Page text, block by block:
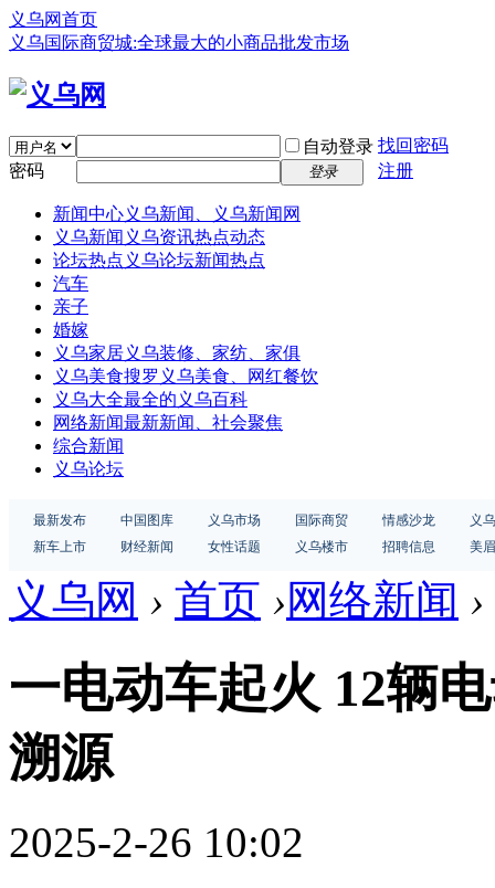
义乌网首页
义乌国际商贸城:全球最大的小商品批发市场
自动登录 找回密码
密码
登录 注册
新闻中心义乌新闻、义乌新闻网
义乌新闻 义乌资讯热点动态
论坛热点 义乌论坛新闻热点
汽车
亲子
婚嫁
义乌家居义乌装修、家纺、家俱
义乌美食搜罗义乌美食、网红餐饮
义乌大全最全的义乌百科
网络新闻最新新闻、社会聚焦
综合新闻
义乌论坛
最新发布 中国图库 义乌市场 国际商贸 情感沙龙
义
新车上市
财经新闻 女性话题 义乌楼市 招聘信息 美
义乌网 › 首页 ›网络新闻 ›
一电动车起火 12辆
溯源
2025-2-26 10:02